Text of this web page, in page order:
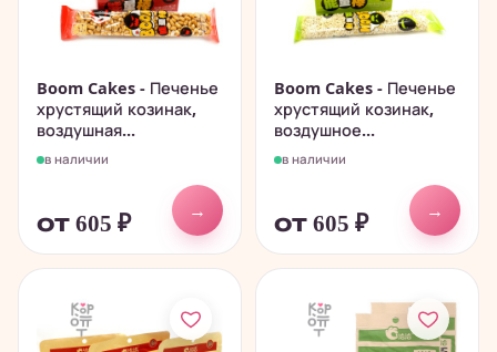
Boom Cakes - Печенье
хрустящий козинак,
воздушная...
в наличии
от 605 ₽
→
Boom Cakes - Печенье
хрустящий козинак,
воздушное...
в наличии
от 605 ₽
→